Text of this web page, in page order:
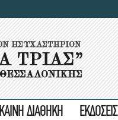
ΚΑΙΝΗ ΔΙΑΘΗΚΗ ΕΚΔΟΣΕΙΣ